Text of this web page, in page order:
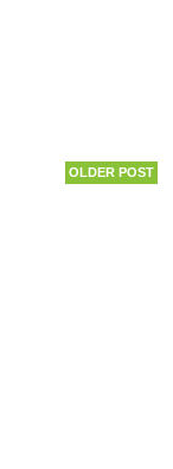
OLDER POST